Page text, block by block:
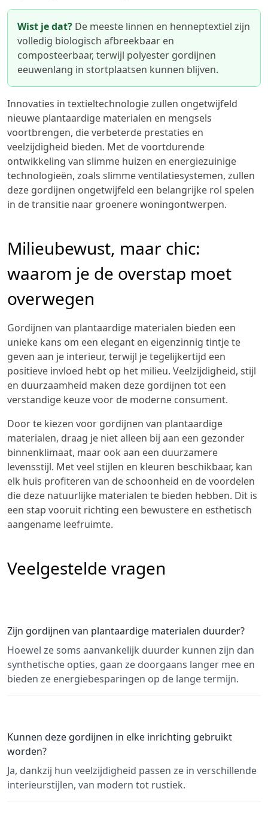
Wist je dat? De meeste linnen en henneptextiel zijn
volledig biologisch afbreekbaar en
composteerbaar, terwijl polyester gordijnen
eeuwenlang in stortplaatsen kunnen blijven.
Innovaties in textieltechnologie zullen ongetwijfeld
nieuwe plantaardige materialen en mengsels
voortbrengen, die verbeterde prestaties en
veelzijdigheid bieden. Met de voortdurende
ontwikkeling van slimme huizen en energiezuinige
technologieën, zoals slimme ventilatiesystemen, zullen
deze gordijnen ongetwijfeld een belangrijke rol spelen
in de transitie naar groenere woningontwerpen.
Milieubewust, maar chic:
waarom je de overstap moet
overwegen
Gordijnen van plantaardige materialen bieden een
unieke kans om een elegant en eigenzinnig tintje te
geven aan je interieur, terwijl je tegelijkertijd een
positieve invloed hebt op het milieu. Veelzijdigheid, stijl
en duurzaamheid maken deze gordijnen tot een
verstandige keuze voor de moderne consument.
Door te kiezen voor gordijnen van plantaardige
materialen, draag je niet alleen bij aan een gezonder
binnenklimaat, maar ook aan een duurzamere
levensstijl. Met veel stijlen en kleuren beschikbaar, kan
elk huis profiteren van de schoonheid en de voordelen
die deze natuurlijke materialen te bieden hebben. Dit is
een stap vooruit richting een bewustere en esthetisch
aangename leefruimte.
Veelgestelde vragen
Zijn gordijnen van plantaardige materialen duurder?
Hoewel ze soms aanvankelijk duurder kunnen zijn dan
synthetische opties, gaan ze doorgaans langer mee en
bieden ze energiebesparingen op de lange termijn.
Kunnen deze gordijnen in elke inrichting gebruikt
worden?
Ja, dankzij hun veelzijdigheid passen ze in verschillende
interieurstijlen, van modern tot rustiek.